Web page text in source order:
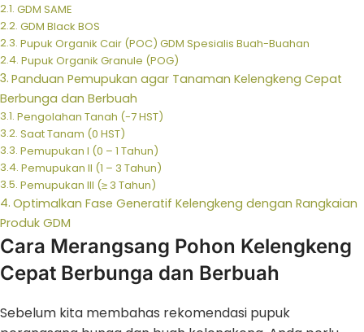
GDM SAME
GDM Black BOS
Pupuk Organik Cair (POC) GDM Spesialis Buah-Buahan
Pupuk Organik Granule (POG)
Panduan Pemupukan agar Tanaman Kelengkeng Cepat
Berbunga dan Berbuah
Pengolahan Tanah (-7 HST)
Saat Tanam (0 HST)
Pemupukan I (0 – 1 Tahun)
Pemupukan II (1 – 3 Tahun)
Pemupukan III (≥ 3 Tahun)
Optimalkan Fase Generatif Kelengkeng dengan Rangkaian
Produk GDM
Cara Merangsang Pohon Kelengkeng
Cepat Berbunga dan Berbuah
Sebelum kita membahas rekomendasi pupuk